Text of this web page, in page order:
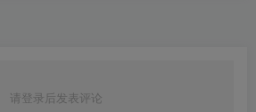
请登录后发表评论